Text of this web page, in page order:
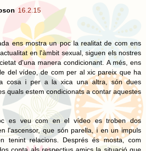
16.2.15
ens mostra un poc la realitat de com ens
en l'àmbit sexual, siguen els nostres
d'una manera condicionant. A més, ens
del vídeo, de com per al xic pareix que ha
cosa i per a la xica una altra, són dues
quals estem condicionats a contar aquestes
es veu com en el vídeo es troben dos
l'ascensor, que són parella, i en un impuls
tenint relacions. Després és mosta, com
conta als respectius amics la situació que